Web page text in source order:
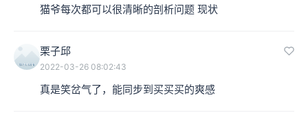
猫爷每次都可以很清晰的剖析问题 现状
栗子邱
2022-03-26 08:02:43
真是笑岔气了，能同步到买买买的爽感